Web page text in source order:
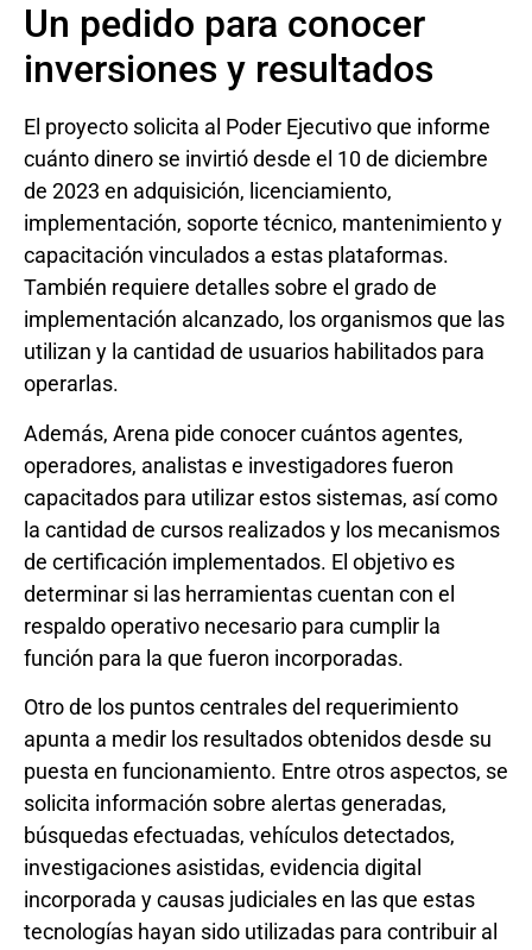
Un pedido para conocer
inversiones y resultados
El proyecto solicita al Poder Ejecutivo que informe
cuánto dinero se invirtió desde el 10 de diciembre
de 2023 en adquisición, licenciamiento,
implementación, soporte técnico, mantenimiento y
capacitación vinculados a estas plataformas.
También requiere detalles sobre el grado de
implementación alcanzado, los organismos que las
utilizan y la cantidad de usuarios habilitados para
operarlas.
Además, Arena pide conocer cuántos agentes,
operadores, analistas e investigadores fueron
capacitados para utilizar estos sistemas, así como
la cantidad de cursos realizados y los mecanismos
de certificación implementados. El objetivo es
determinar si las herramientas cuentan con el
respaldo operativo necesario para cumplir la
función para la que fueron incorporadas.
Otro de los puntos centrales del requerimiento
apunta a medir los resultados obtenidos desde su
puesta en funcionamiento. Entre otros aspectos, se
solicita información sobre alertas generadas,
búsquedas efectuadas, vehículos detectados,
investigaciones asistidas, evidencia digital
incorporada y causas judiciales en las que estas
tecnologías hayan sido utilizadas para contribuir al